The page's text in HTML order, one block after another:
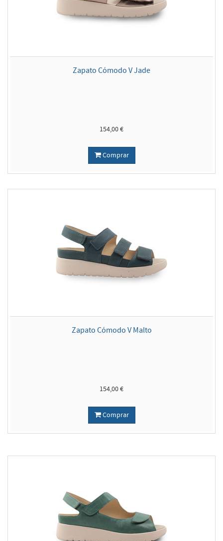
Zapato Cómodo V Jade
154,00 €
Comprar
Zapato Cómodo V Malto
154,00 €
Comprar